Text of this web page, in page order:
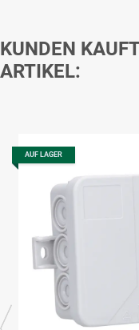
KUNDEN
ARTIKEL:
AUF LAGER